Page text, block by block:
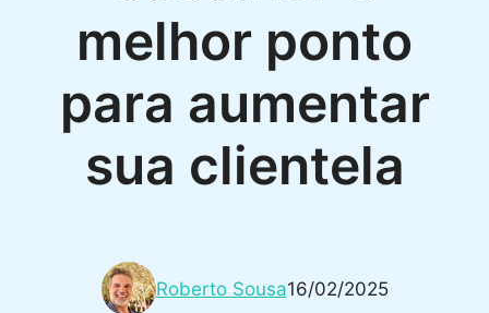
melhor ponto
para aumentar
sua clientela
Roberto Sousa16/02/2025